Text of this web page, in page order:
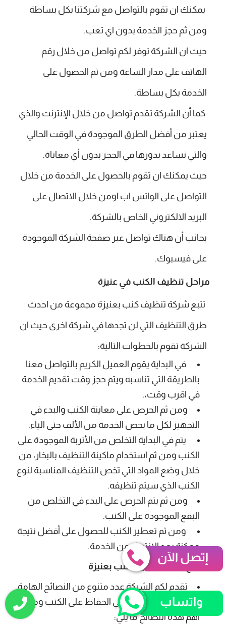
يمكنك ان تقوم بالتواصل مع شركتنا بكل بساطة
ومن ثم حجز الخدمة بدون اي تعب.
حيث ان الشركة توفر لكم تواصل من خلال رقم
الهاتف على مدار الساعة ومن ثم الحصول على
الخدمة بكل بساطة.
كما أن الشركة تقدم تواصل من خلال الإنترنت والذي
يعتبر من أفضل الطرق الموجودة في الوقت الحالي
والتي تساعد بدورها في الحجز بدون أي معاناة.
حيث يمكنك ان تقوم بالحصول على الخدمة من خلال
التواصل على الواتس اب اومن خلال الاتصال على
البريد الالكتروني الخاص بالشركة.
بجانب أن هناك تواصل عبر صفحة الشركة الموجودة
على فيسبوك.
مراحل تنظيف الكنب في عنيزة
تتبع شركة تنظيف كنب بعنيزة مجموعة من احدث
طرق التنظيف التي لن تجدها في شركة اخرى حيث ان
الشركة تقوم بالخطوات التالية:
في البداية يقوم العميل الكريم بالتواصل معنا
بالطريقة التي تناسبه ويتم حجز وقت تقديم الخدمة
في اقرب وقت،.
ومن ثم الحرص على معاينة الكنب والبدء في
التجهيز لكل ما يخص الخدمة من الألف حتى الياء.
يتم في البداية التخلص من الأتربة الموجودة على
الكنب ومن ثم استخدام ماكينة التنظيف بالبخار، من
خلال وضع المواد التي تخص التنظيف المناسبة لنوع
الكنب الذي سيتم تنظيفه.
ومن ثم يتم الحرص على البدء في التخلص من
البقع الموجودة على الكنب.
ومن ثم تعطير الكنب للحصول على أفضل نتيجة
ممكنة بعد الانتهاء من الخدمة.
نصائح شركة تنظيف كنب بعنيزة
تقدم لكم الشركة عدد متنوع من النصائح الهامة
التي سوف تساعدكم في الحفاظ على الكنب ومن
أهم هذه النصائح ما يلي:
إتصل الآن
واتساب